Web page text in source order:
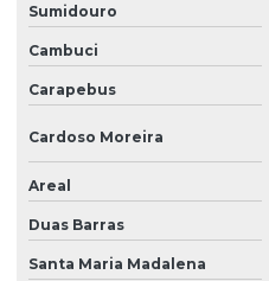
Sumidouro
Cambuci
Carapebus
Cardoso Moreira
Areal
Duas Barras
Santa Maria Madalena